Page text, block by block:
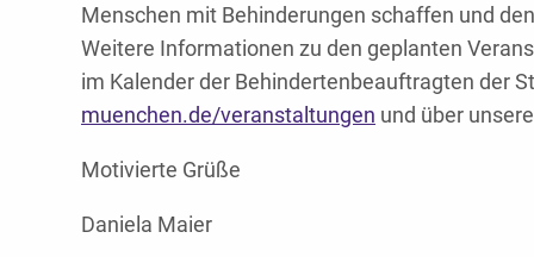
Menschen mit Behinderungen schaffen und
Weitere Informationen zu den geplanten
im Kalender der Behindertenbeauftragten der
muenchen.de/veranstaltungen und über
Motivierte Grüße
Daniela Maier